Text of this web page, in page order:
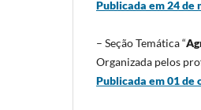
Publicada em 24 de
– Seção Temática “
Organizada pelos
Publicada em 01 de